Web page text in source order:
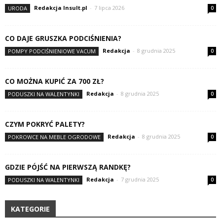
URODA Redakcja Insult.pl - 7 lipca 2026 0
CO DAJE GRUSZKA PODCIŚNIENIA?
POMPY PODCIŚNIENIOWE VACUM Redakcja - 8 grudnia 2025 0
CO MOŻNA KUPIĆ ZA 700 ZŁ?
PODUSZKI NA WALENTYNKI Redakcja - 8 grudnia 2025 0
CZYM POKRYĆ PALETY?
POKROWCE NA MEBLE OGRODOWE Redakcja - 8 grudnia 2025 0
GDZIE PÓJŚĆ NA PIERWSZĄ RANDKĘ?
PODUSZKI NA WALENTYNKI Redakcja - 7 grudnia 2025 0
KATEGORIE